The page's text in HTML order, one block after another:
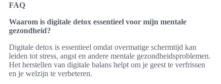
FAQ
Waarom is digitale detox essentieel voor mijn mentale
gezondheid?
Digitale detox is essentieel omdat overmatige schermtijd kan
leiden tot stress, angst en andere mentale gezondheidsproblemen.
Het herstellen van digitale balans helpt om je geest te verfrissen
en je welzijn te verbeteren.